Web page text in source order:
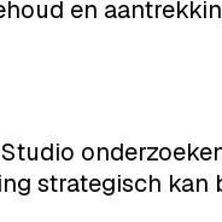
en
strategisch kan